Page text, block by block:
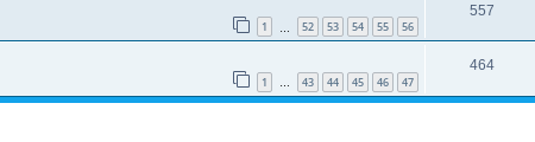
1 52 53 54 55 56
557
1 … 43 44 45 46 47
464